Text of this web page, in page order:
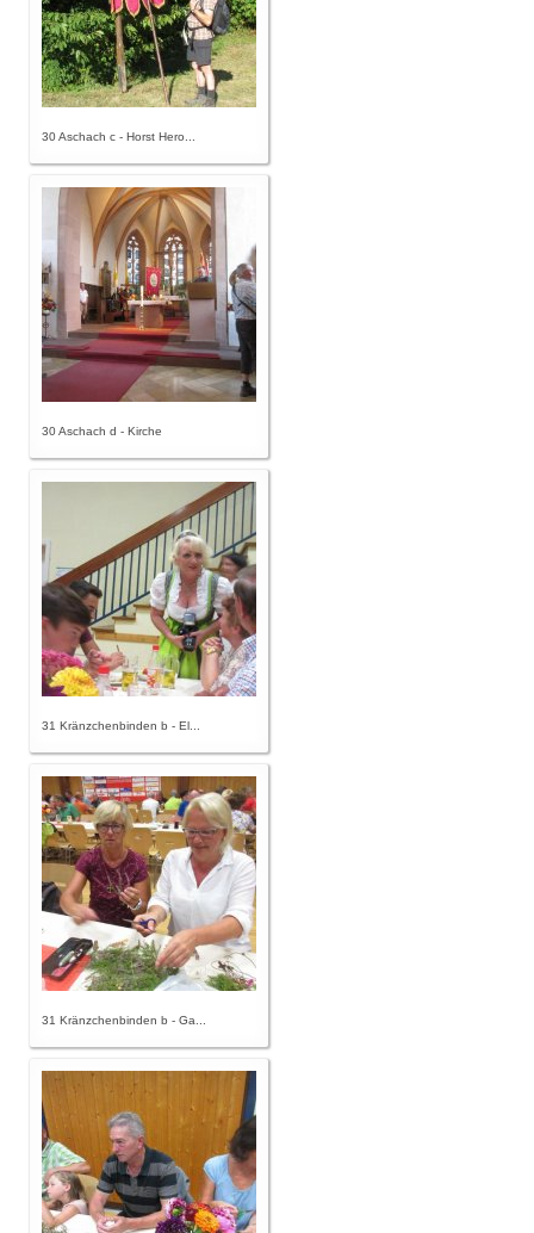
30 Aschach c - Horst Hero...
30 Aschach d - Kirche
31 Kränzchenbinden b - El...
31 Kränzchenbinden b - Ga...